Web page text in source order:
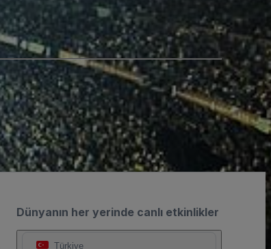
Dünyanın her yerinde canlı etkinlikler
Türkiye